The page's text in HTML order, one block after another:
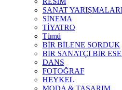
SANAT
SİNEMA
TİYATRO
Tümü
BİR BİLENE SORDUK
BİR SANATÇI BİR
DANS
FOTOĞRAF
HEYKEL
MODA & TASARIM